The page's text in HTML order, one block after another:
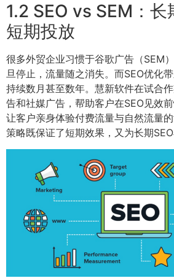
1.2 SEO vs SEM：长
短期投放
很多外贸企业习惯于谷歌广告（SEM
旦停止，流量随之消失。而SEO优化
持续数月甚至数年。慧新软件在试合
告和社媒广告，帮助客户在SEO见效
让客户亲身体验付费流量与自然流量
策略既保证了短期效果，又为长期SEO